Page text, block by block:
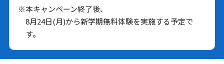
※本キャンペーン終了後、
8月24日(月)から新学期無料体験を実施する予定で
す。